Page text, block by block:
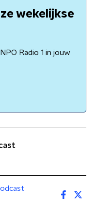
wekelijkse
Radio 1 in jouw